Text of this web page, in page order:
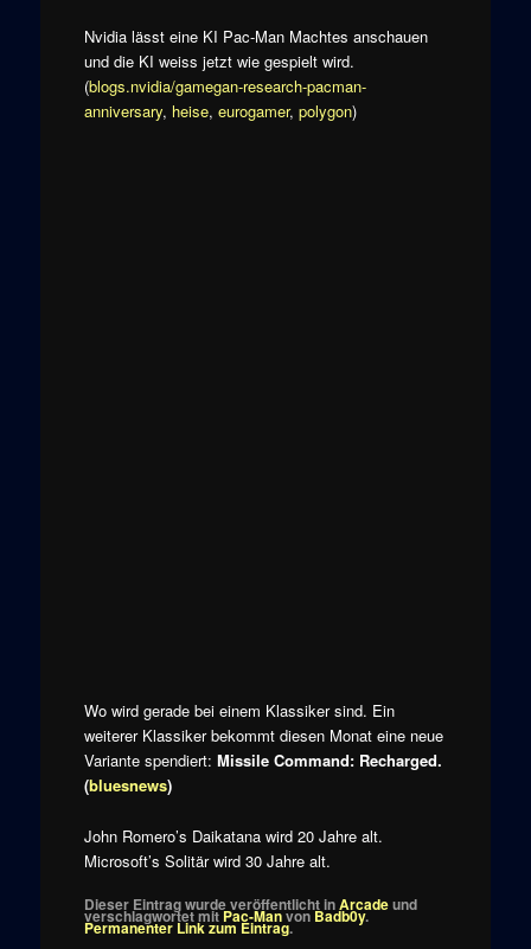
Nvidia lässt eine KI Pac-Man Machtes anschauen
und die KI weiss jetzt wie gespielt wird.
(blogs.nvidia/gamegan-research-pacman-
anniversary, heise, eurogamer, polygon)
Wo wird gerade bei einem Klassiker sind. Ein
weiterer Klassiker bekommt diesen Monat eine neue
Variante spendiert: Missile Command: Recharged.
(bluesnews)
John Romero’s Daikatana wird 20 Jahre alt.
Microsoft’s Solitär wird 30 Jahre alt.
Dieser Eintrag wurde veröffentlicht inArcadeund
verschlagwortet mitPac-ManvonBadb0y.
Permanenter Link zum Eintrag.